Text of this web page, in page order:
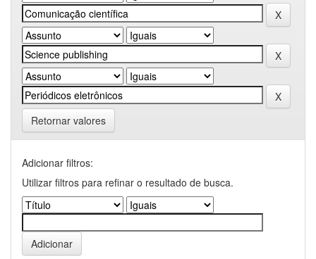
Retornar valores
Adicionar filtros:
Utilizar filtros para refinar o resultado de busca.